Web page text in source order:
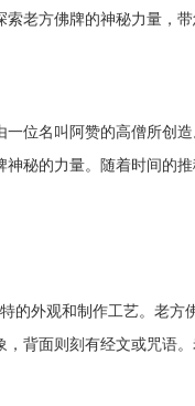
老方佛牌的神秘力量，
位名叫阿赞的高僧所创
秘的力量。随着时间的
的外观和制作工艺。老
背面则刻有经文或咒语